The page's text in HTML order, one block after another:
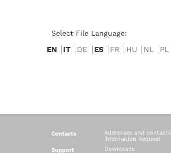
Select File Language:
EN IT DE ES FR HU NL PL
Contacts
Addresses and contacts
Information Request
Support
Downloads